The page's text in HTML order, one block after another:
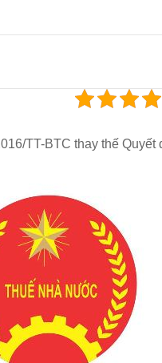
TT-BTC thay thế Quyết